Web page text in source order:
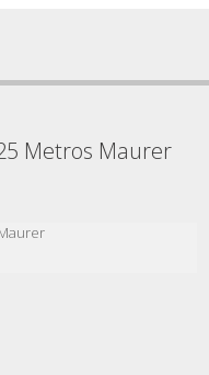
Metros Maurer